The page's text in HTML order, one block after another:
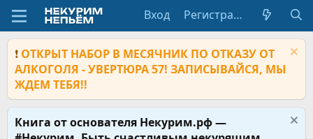
Вход Регистрация
❗ ОТКРЫТ НАБОР В МЕСЯЧНИК ПО ОТКАЗУ ОТ
АЛКОГОЛЯ - УВЕРТЮРА 57! ЗАПИСЫВАЙСЯ, МЫ
ЖДЕМ ТЕБЯ!!
Книга от основателя Некурим.рф —